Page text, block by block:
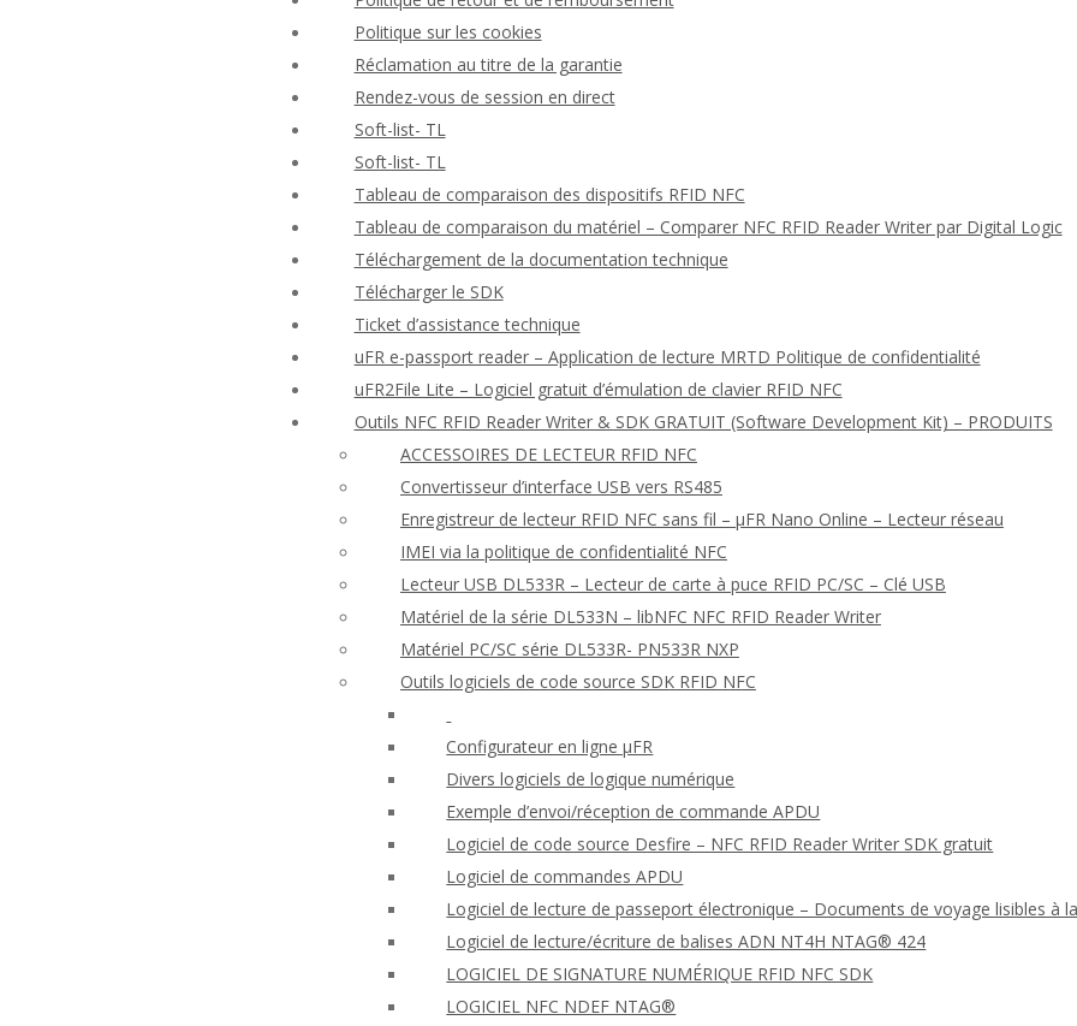
Politique sur les cookies
Réclamation au titre de la garantie
Rendez-vous de session en direct
Soft-list- TL
Soft-list- TL
Tableau de comparaison des dispositifs RFID NFC
Tableau de comparaison du matériel – Comparer NFC RFID Reader Writer par Digital Logic
Téléchargement de la documentation technique
Télécharger le SDK
Ticket d’assistance technique
uFR e-passport reader – Application de lecture MRTD Politique de confidentialité
uFR2File Lite – Logiciel gratuit d’émulation de clavier RFID NFC
Outils NFC RFID Reader Writer & SDK GRATUIT (Software Development Kit) – PRODUITS
ACCESSOIRES DE LECTEUR RFID NFC
Convertisseur d’interface USB vers RS485
Enregistreur de lecteur RFID NFC sans fil – μFR Nano Online – Lecteur réseau
IMEI via la politique de confidentialité NFC
Lecteur USB DL533R – Lecteur de carte à puce RFID PC/SC – Clé USB
Matériel de la série DL533N – libNFC NFC RFID Reader Writer
Matériel PC/SC série DL533R- PN533R NXP
Outils logiciels de code source SDK RFID NFC
Configurateur en ligne μFR
Divers logiciels de logique numérique
Exemple d’envoi/réception de commande APDU
Logiciel de code source Desfire – NFC RFID Reader Writer SDK gratuit
Logiciel de commandes APDU
Logiciel de lecture de passeport électronique – Documents de voyage lisibles à
Logiciel de lecture/écriture de balises ADN NT4H NTAG® 424
LOGICIEL DE SIGNATURE NUMÉRIQUE RFID NFC SDK
LOGICIEL NFC NDEF NTAG®